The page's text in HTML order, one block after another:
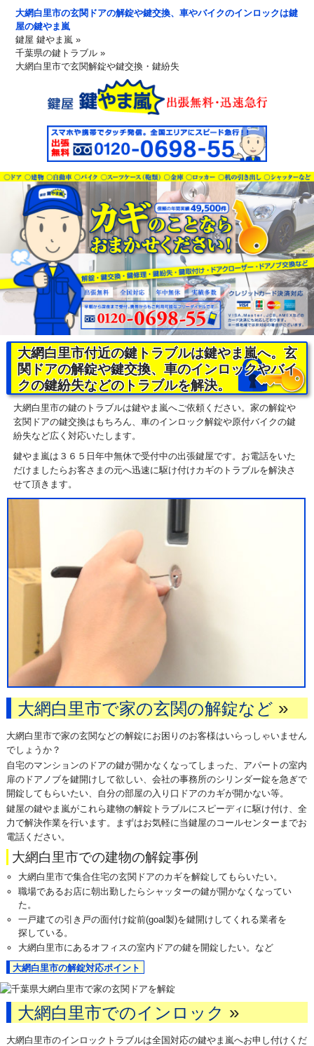
大網白里市の玄関ドアの解錠や鍵交換、車やバイクのインロックは鍵
屋の鍵やま嵐
鍵屋 鍵やま嵐 »
千葉県の鍵トラブル »
大網白里市で玄関解錠や鍵交換・鍵紛失
大網白里市付近の鍵トラブルは鍵やま嵐へ。玄
関ドアの解錠や鍵交換、車のインロックやバイ
クの鍵紛失などのトラブルを解決。
大網白里市の鍵のトラブルは鍵やま嵐へご依頼ください。家の解錠や
玄関ドアの鍵交換はもちろん、車のインロック解錠や原付バイクの鍵
紛失など広く対応いたします。
鍵やま嵐は３６５日年中無休で受付中の出張鍵屋です。お電話をいた
だけましたらお客さまの元へ迅速に駆け付けカギのトラブルを解決さ
せて頂きます。
大網白里市で家の玄関の解錠など »
大網白里市で家の玄関などの解錠にお困りのお客様はいらっしゃいません
でしょうか？
自宅のマンションのドアの鍵が開かなくなってしまった、アパートの室内
扉のドアノブを鍵開けして欲しい、会社の事務所のシリンダー錠を急ぎで
開錠してもらいたい、自分の部屋の入り口ドアのカギが開かない等。
鍵屋の鍵やま嵐がこれら建物の解錠トラブルにスピーディに駆け付け、全
力で解決作業を行います。まずはお気軽に当鍵屋のコールセンターまでお
電話ください。
大網白里市での建物の解錠事例
大網白里市で集合住宅の玄関ドアのカギを解錠してもらいたい。
職場であるお店に朝出勤したらシャッターの鍵が開かなくなってい
た。
一戸建ての引き戸の面付け錠前(goal製)を鍵開けしてくれる業者を
探している。
大網白里市にあるオフィスの室内ドアの鍵を開錠したい。など
大網白里市の解錠対応ポイント
大網白里市でのインロック »
大網白里市のインロックトラブルは全国対応の鍵やま嵐へお申し付けくだ